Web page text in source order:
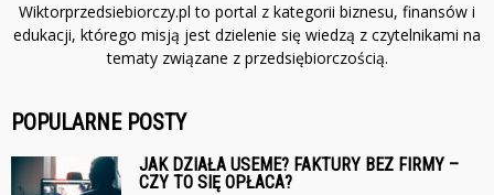
Wiktorprzedsiebiorczy.pl to portal z kategorii biznesu, finansów i
edukacji, którego misją jest dzielenie się wiedzą z czytelnikami na
tematy związane z przedsiębiorczością.
POPULARNE POSTY
JAK DZIAŁA USEME? FAKTURY BEZ FIRMY –
CZY TO SIĘ OPŁACA?